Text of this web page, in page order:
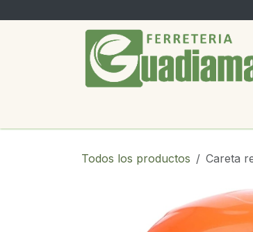
Todos los productos Careta